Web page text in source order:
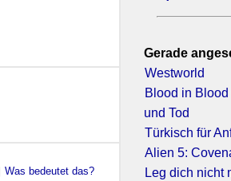
Was bedeutet das?
Gerade
Westworld
Blood in
und Tod
Türkisch für
Alien 5:
Leg dich nicht